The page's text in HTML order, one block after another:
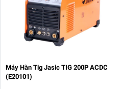
Máy Hàn Tig Jasic TIG 200P ACDC
(E20101)